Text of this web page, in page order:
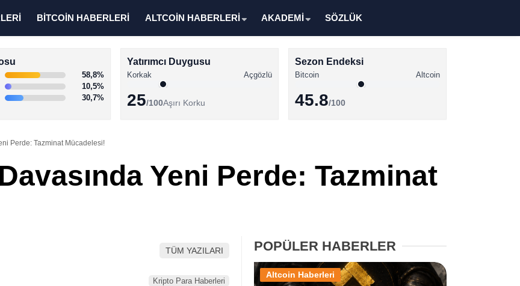
Altcoin Haberleri
XRP Haberleri
Memecoin Haberleri
BİTCOİN HABERLERİ ALTCOİN HABERLERİ AKADEMİ SÖZLÜK
58,8%
10,5%
30,7%
Yatırımcı Duygusu
Korkak Açgözlü
25/100Aşırı Korku
Sezon Endeksi
Bitcoin Altcoin
45.8/100
Perde: Tazminat Mücadelesi!
Yeni Perde: Tazminat
TÜM YAZILARI
Kripto Para Haberleri
POPÜLER HABERLER
Altcoin Haberleri